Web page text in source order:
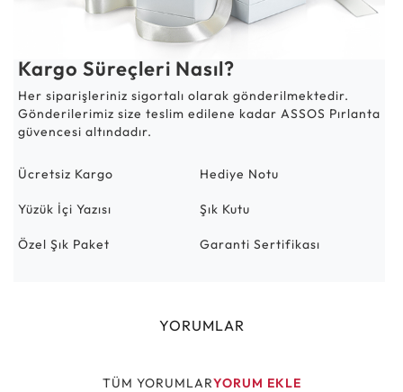
Kargo Süreçleri Nasıl?
Her siparişleriniz sigortalı olarak gönderilmektedir.
Gönderilerimiz size teslim edilene kadar ASSOS Pırlanta
güvencesi altındadır.
Ücretsiz Kargo Hediye Notu
Yüzük İçi Yazısı Şık Kutu
Özel Şık Paket Garanti Sertifikası
YORUMLAR
TÜM YORUMLARYORUM EKLE